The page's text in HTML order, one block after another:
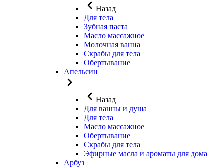
Назад
Для тела
Зубная паста
Масло массажное
Молочная ванна
Скрабы для тела
Обертывание
Апельсин
Назад
Для ванны и душа
Для тела
Масло массажное
Обертывание
Скрабы для тела
Эфирные масла и ароматы для дома
Арбуз